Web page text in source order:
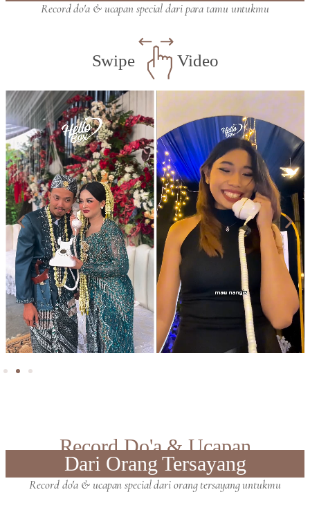
Record do'a & ucapan special dari para tamu untukmu
Swipe Video
Record Do'a & Ucapan
Dari Orang Tersayang
Record do'a & ucapan special dari orang tersayang untukmu